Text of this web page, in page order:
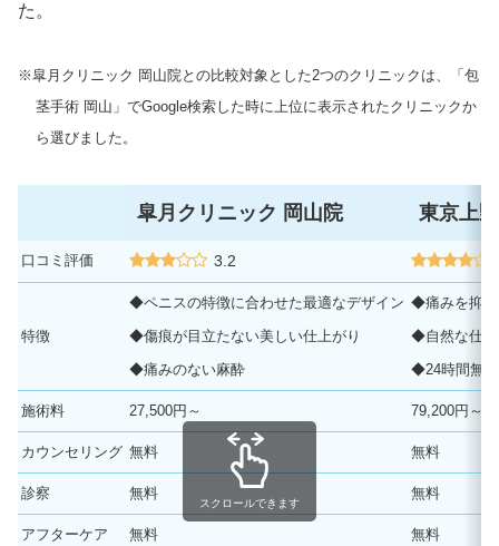
た。
※皐月クリニック 岡山院との比較対象とした2つのクリニックは、「包
茎手術 岡山」でGoogle検索した時に上位に表示されたクリニックか
ら選びました。
皐月クリニック 岡山院 東京上
口コミ評価 3.2
特徴
◆ペニスの特徴に合わせた最適なデザイン
◆傷痕が目立たない美しい仕上がり
◆痛みのない麻酔
◆痛みを抑
◆自然な仕
◆24時間無
施術料 27,500円～ 79,200円～
カウンセリング 無料 無料
診察 無料 無料
アフターケア 無料 無料
スクロールできます